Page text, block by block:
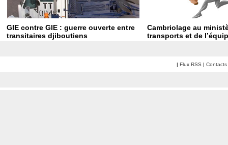
GIE contre GIE : guerre ouverte entre
transitaires djiboutiens
Cambriolage au
transports et de
| Flux RSS | Contacts